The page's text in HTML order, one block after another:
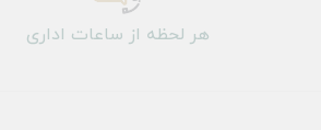
هر لحظه از ساعات اداری